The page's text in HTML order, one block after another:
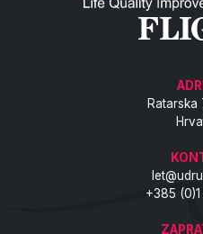
Ratarska
+385